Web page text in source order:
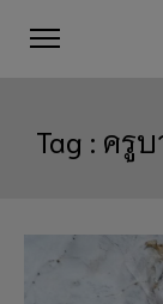
Tag : ครู